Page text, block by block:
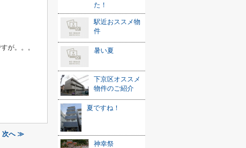
が。。。
次へ ≫
た！
駅近おススメ物
件
暑い夏
下京区オススメ
物件のご紹介
夏ですね！
神幸祭